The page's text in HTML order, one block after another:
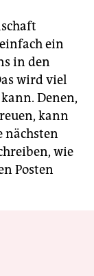
ein
in den
wird viel
Denen,
kann
nächsten
wie
Posten